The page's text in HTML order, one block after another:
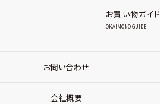
お買い物ガイド
OKAIMONO GUIDE
お問い合わせ
会社概要